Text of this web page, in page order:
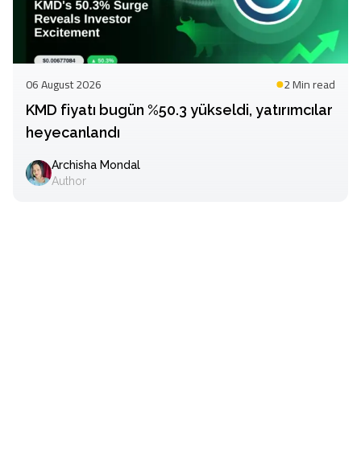
06 August 2026 2 Minread
KMD fiyatı bugün %50.3 yükseldi, yatırımcılar
heyecanlandı
Archisha Mondal
Author